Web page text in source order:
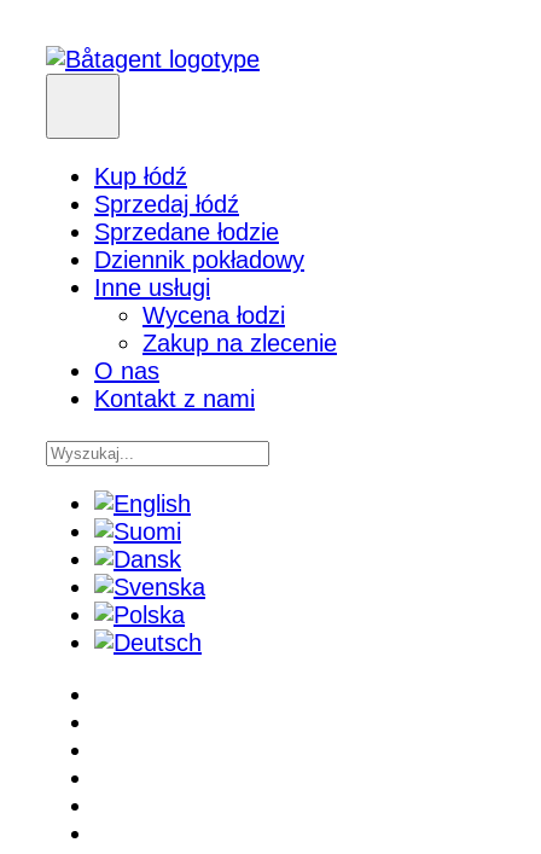
Kup łódź
Sprzedaj łódź
Sprzedane łodzie
Dziennik pokładowy
Inne usługi
Wycena łodzi
Zakup na zlecenie
O nas
Kontakt z nami